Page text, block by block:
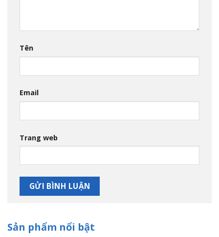
Tên
Email
Trang web
Sản phẩm nổi bật